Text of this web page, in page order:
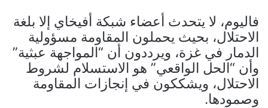
فاليوم، لا يتحدث أعضاء شبكة أفيخاي إلا بلغة
الاحتلال، بحيث يحملون المقاومة مسؤولية
الدمار في غزة، ويرددون أن “المواجهة عبثية”
وأن “الحل الواقعي” هو الاستسلام لشروط
الاحتلال، ويشككون في إنجازات المقاومة
وصمودها.